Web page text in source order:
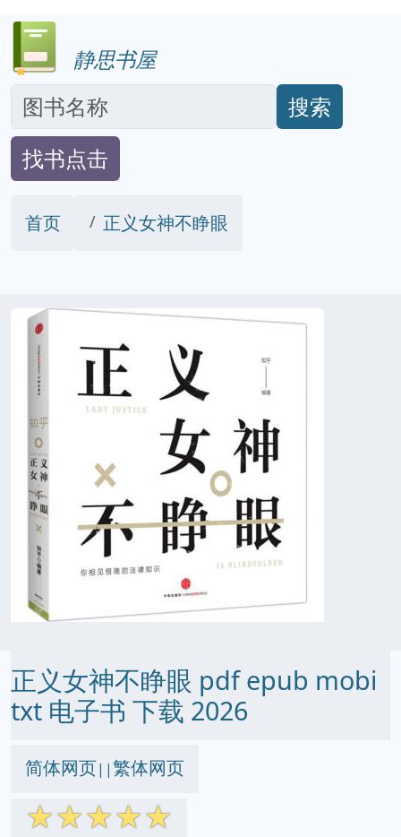
静思书屋
搜索
找书点击
首页 正义女神不睁眼
正义女神不睁眼 pdf epub mobi
txt 电子书 下载 2026
简体网页||繁体网页
☆☆☆☆☆